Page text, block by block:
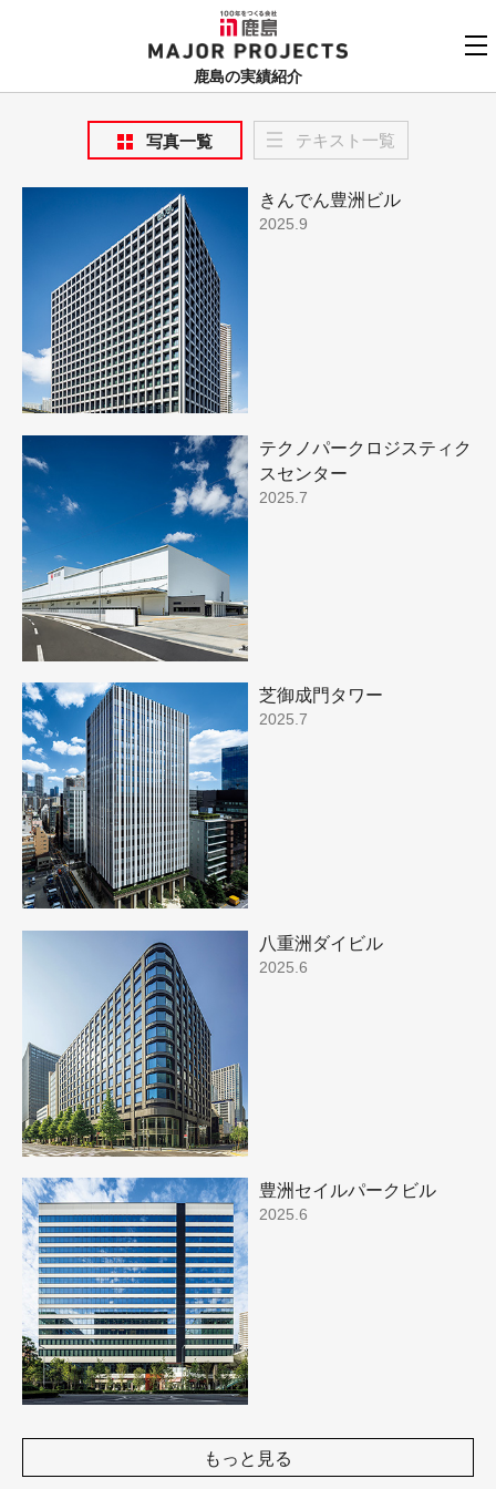
鹿島
MAJOR PROJECTS
鹿島の実績紹介
実績紹介TOP
用途でさがす
竣工年でさがす
地域でさがす
あいうえお順
関連リンク
鹿島建設株式会社
個人情報保護方針
お問い合わせ
写真一覧 テキスト一覧
きんでん豊洲ビル
2025.9
テクノパークロジスティク
スセンター
2025.7
芝御成門タワー
2025.7
八重洲ダイビル
2025.6
豊洲セイルパークビル
2025.6
もっと見る